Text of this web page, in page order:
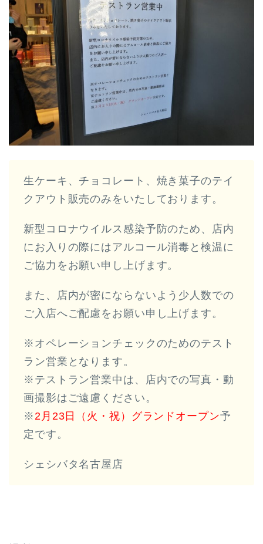
生ケーキ、チョコレート、焼き菓子のテイ
クアウト販売のみをいたしております。
新型コロナウイルス感染予防のため、店内
にお入りの際にはアルコール消毒と検温に
ご協力をお願い申し上げます。
また、店内が密にならないよう少人数での
ご入店へご配慮をお願い申し上げます。
※オペレーションチェックのためのテスト
ラン営業となります。
※テストラン営業中は、店内での写真・動
画撮影はご遠慮ください。
※2月23日（火・祝）グランドオープン予
定です。
シェシバタ名古屋店